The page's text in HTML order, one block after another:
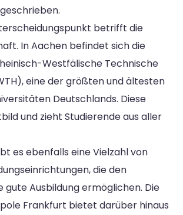
betrifft die
In Aachen befindet sich die
Westfälische Technische
eine der größten und ältesten
Deutschlands. Diese
und zieht Studierende aus aller
es ebenfalls eine Vielzahl von
die den
gute Ausbildung ermöglichen. Die
Frankfurt bietet darüber hinaus